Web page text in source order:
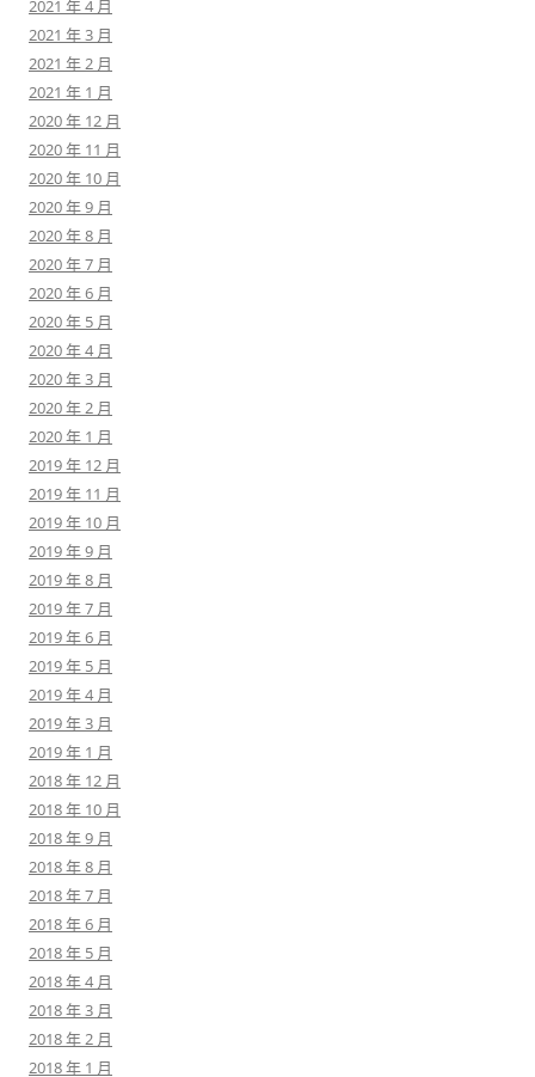
2021 年 4 月
2021 年 3 月
2021 年 2 月
2021 年 1 月
2020 年 12 月
2020 年 11 月
2020 年 10 月
2020 年 9 月
2020 年 8 月
2020 年 7 月
2020 年 6 月
2020 年 5 月
2020 年 4 月
2020 年 3 月
2020 年 2 月
2020 年 1 月
2019 年 12 月
2019 年 11 月
2019 年 10 月
2019 年 9 月
2019 年 8 月
2019 年 7 月
2019 年 6 月
2019 年 5 月
2019 年 4 月
2019 年 3 月
2019 年 1 月
2018 年 12 月
2018 年 10 月
2018 年 9 月
2018 年 8 月
2018 年 7 月
2018 年 6 月
2018 年 5 月
2018 年 4 月
2018 年 3 月
2018 年 2 月
2018 年 1 月